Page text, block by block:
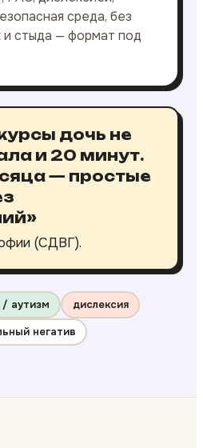
среда, без
и стыда — формат под
дочь не
и 20 минут.
— простые
(СДВГ).
аутизм
дислексия
негатив